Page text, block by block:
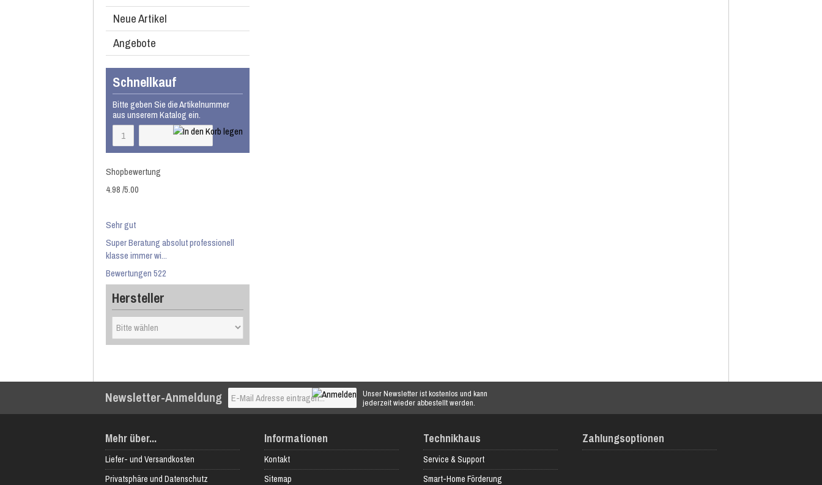
Neue Artikel
Angebote
Schnellkauf
Bitte geben Sie die Artikelnummer
aus unserem Katalog ein.
Shopbewertung
4.98/5.00
Sehr gut
Super Beratung absolut professionell
klasse immer wi...
Bewertungen 522
Hersteller
Newsletter-Anmeldung
Unser Newsletter ist kostenlos und kann
jederzeit wieder abbestellt werden.
Mehr über...
Liefer- und Versandkosten
Privatsphäre und Datenschutz
Informationen
Kontakt
Sitemap
Technikhaus
Service & Support
Smart-Home Förderung
Zahlungsoptionen